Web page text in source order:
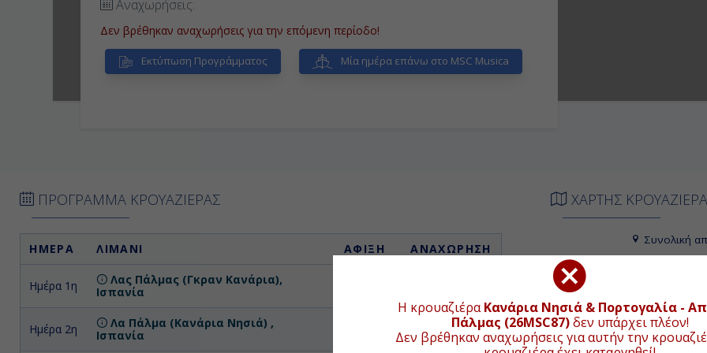
Η κρουαζιέραΚανάρια Νησιά & Πορτογαλία -
Πάλμας (26MSC87)δεν υπάρχει πλέον!
Δεν βρέθηκαν αναχωρήσεις για αυτήν την
Αναχωρήσεις:
Δεν βρέθηκαν αναχωρήσεις για την επόμενη περίοδο!
Εκτύπωση Προγράμματος Μία ημέρα επάνω στο MSC Musica
ΠΡΟΓΡΑΜΜΑ ΚΡΟΥΑΖΙΕΡΑΣ
ΗΜΕΡΑ ΛΙΜΑΝΙ ΑΦΙΞΗ ΑΝΑΧΩΡΗΣΗ
Ημέρα 1η
Λας Πάλμας (Γκραν Κανάρια),
Ισπανία
Ημέρα 2η
Λα Πάλμα (Κανάρια Νησιά) ,
Ισπανία
18:00
ΧΑΡΤΗΣ
Συνολική
+
−